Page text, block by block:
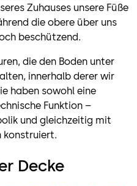
Zuhauses unsere Füße
die obere über uns
beschützend.
die den Boden unter
innerhalb derer wir
haben sowohl eine
Funktion –
und gleichzeitig mit
konstruiert.
Decke